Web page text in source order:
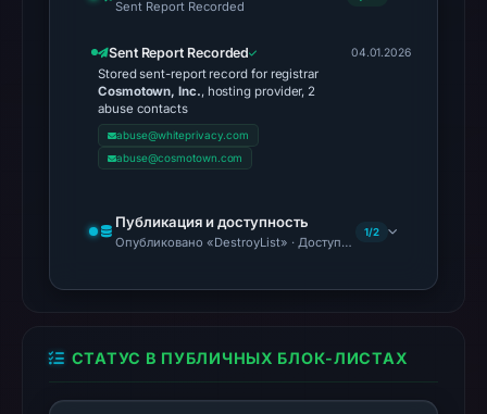
from
Aug
2026
at
UTC.
AlienVault
community
Sent Report Recorded
Sent Report Recorded
Stored sent-report record for registrar
Cosmotown, Inc., hosting provider, 2
abuse contacts
abuse@whiteprivacy.com
abuse@cosmotown.com
04.01.2026
Публикация и доступность
Опубликовано «DestroyList» · Доступность не подтверждена
1/2
СТАТУС В ПУБЛИЧНЫХ БЛОК-ЛИСТАХ